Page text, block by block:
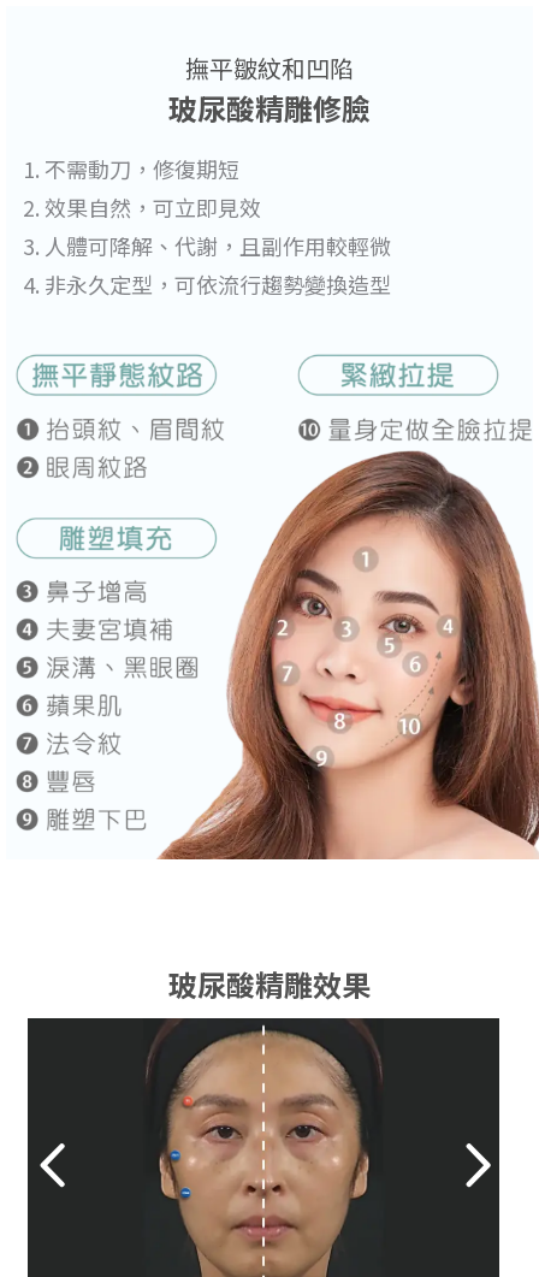
撫平皺紋和凹陷
玻尿酸精雕修臉
不需動刀，修復期短
效果自然，可立即見效
人體可降解、代謝，且副作用較輕微
非永久定型，可依流行趨勢變換造型
玻尿酸精雕效果